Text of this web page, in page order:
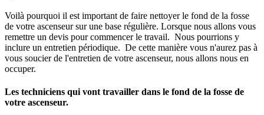
Voilà pourquoi il est important de faire nettoyer le fond de la fosse
de votre ascenseur sur une base régulière. Lorsque nous allons vous
remettre un devis pour commencer le travail. Nous pourrions y
inclure un entretien périodique. De cette manière vous n'aurez pas à
vous soucier de l'entretien de votre ascenseur, nous allons nous en
occuper.
Les techniciens qui vont travailler dans le fond de la fosse de
votre ascenseur.